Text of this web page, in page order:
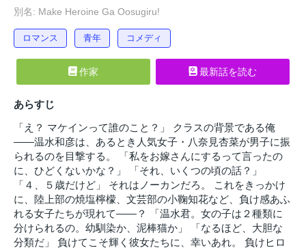
別名: Make Heroine Ga Oosugiru!
ロマンス 青年 コメディ
作家 最新話を読む
あらすじ
「え？ マケインって誰のこと？」 クラスの背景である俺
――温水和彦は、あるとき人気女子・八奈見杏菜が男子に振
られるのを目撃する。 「私をお嫁さんにするって言ったの
に、ひどくないかな？」 「それ、いくつの頃の話？」
「４、５歳だけど」 それはノーカンだろ。 これをきっかけ
に、陸上部の焼塩檸檬、文芸部の小鞠知花など、負け感あふ
れる女子たちが現れて――？ 「温水君。女の子は２種類に
分けられるの。幼馴染か、泥棒猫か」 「なるほど、大胆な
分類だ」 負けてこそ輝く彼女たちに、幸いあれ。 負けヒロ